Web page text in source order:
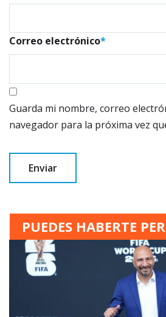
Correo electrónico*
Guarda mi nombre, correo
navegador para la próxima vez
PUEDES HABERTE